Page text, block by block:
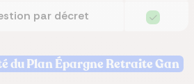
par décret
du Plan Épargne Retraite Gan